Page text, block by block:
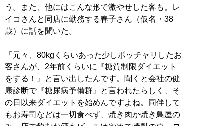
う。また、他にはこんな形で激やせした客も。レ
イコさんと同店に勤務する春子さん（仮名・38
歳）に話を聞いた。
「元々、80kgくらいあった少しポッチャリしたお
客さんが、2年前くらいに『糖質制限ダイエット
をする！』と言い出したんです。聞くと会社の健
康診断で『糖尿病予備群』と言われたらしく、そ
の日以来ダイエットを始めんですよね。同伴して
もお寿司などは一切食べず、焼き肉か焼き鳥屋の